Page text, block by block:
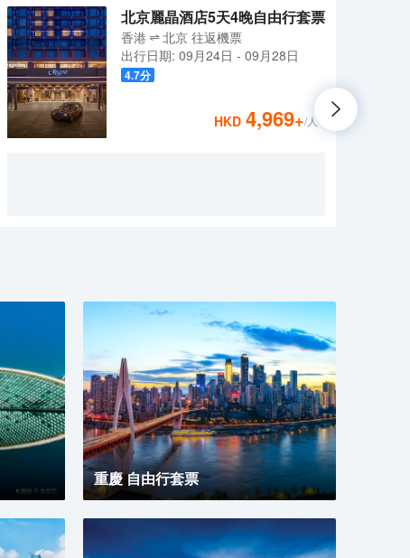
北京麗晶酒店5天4晚自由行套票
香港 北京 往返機票
出行日期: 09月24日 - 09月28日
4.7分
HKD 4,969+/人
重慶 自由行套票